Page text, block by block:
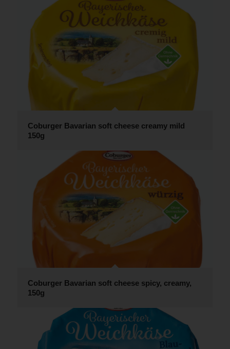
Coburger Bavarian soft cheese creamy mild
150g
Coburger Bavarian soft cheese spicy, creamy,
150g